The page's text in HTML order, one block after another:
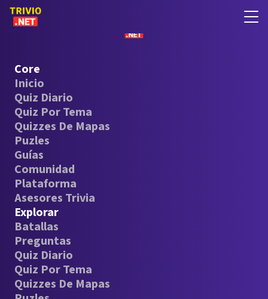
Core
Inicio
Quiz Diario
Quiz Por Tema
Quizzes De Mapas
Puzles
Guías
Comunidad
Plataforma
Asesores Trivia
Explorar
Batallas
Preguntas
Quiz Diario
Quiz Por Tema
Quizzes De Mapas